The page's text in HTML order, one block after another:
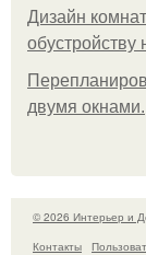
Дизайн
двумя oкнaми.
© 2026 Интерьер и
Контакты